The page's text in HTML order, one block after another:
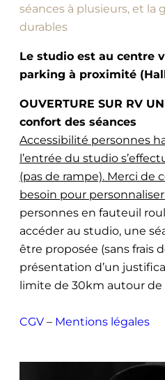
séances à plusieurs, et la
durables
Le studio est au centre
parking à proximité
OUVERTURE SUR RV
confort des séances
Accessibilité personnes
l’entrée du studio
(pas de rampe). Merci de
besoin pour
personnes en fauteuil
accéder au studio, une
être proposée (sans frais
présentation d’un
limite de 30km autour de
CGV – Mentions légales